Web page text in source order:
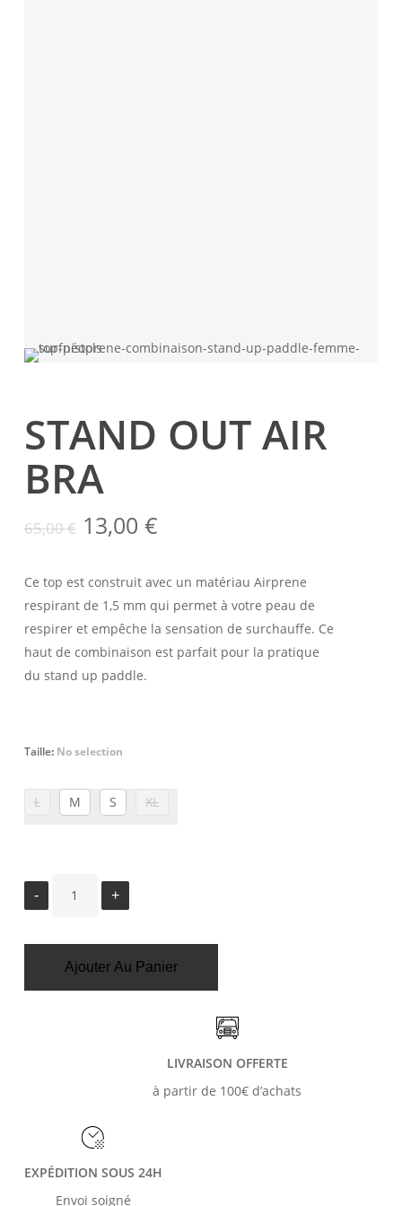
STAND OUT AIR
BRA
65,00€ Le
initial
était :
65,00 €.
13,00 €Le
actuel
est :
13,00 €.
Ce top est construit avec un matériau Airprene
respirant de 1,5 mm qui permet à votre peau de
respirer et empêche la sensation de surchauffe. Ce
haut de combinaison est parfait pour la pratique
du stand up paddle.
Taille: No selection
L M S XL
Ajouter Au Panier
LIVRAISON OFFERTE
à partir de 100€ d’achats
EXPÉDITION SOUS 24H
Envoi soigné